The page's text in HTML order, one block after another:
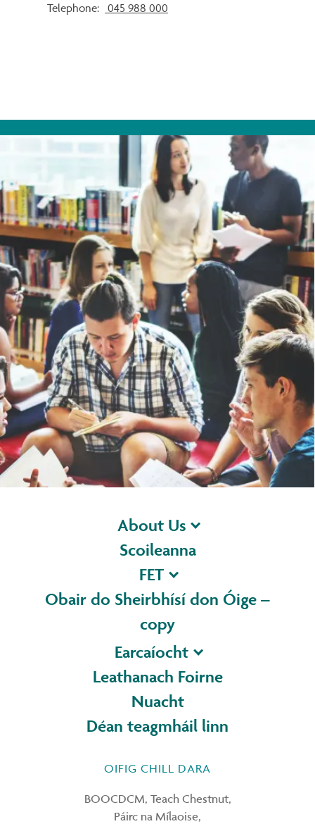
Telephone: 045 988 000
About Us
Scoileanna
FET
Obair do Sheirbhísí don Óige –
copy
Earcaíocht
Leathanach Foirne
Nuacht
Déan teagmháil linn
OIFIG CHILL DARA
BOOCDCM, Teach Chestnut,
Páirc na Mílaoise,